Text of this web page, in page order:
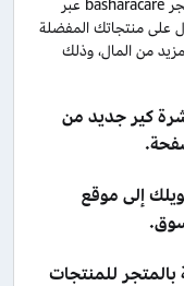
على منتجاتك المفضلة
من المال، وذلك
كير جديد من
إلى موقع
للمنتجات